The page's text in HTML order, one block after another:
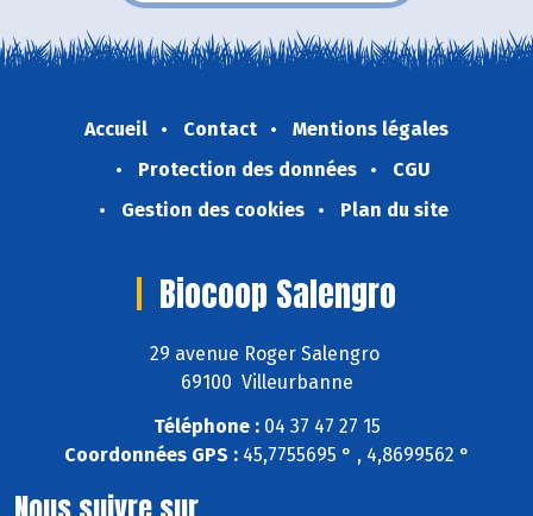
Accueil Contact
Mentions légales
Protection des données
CGU
Gestion des cookies
Plan du site
Biocoop Salengro
29 avenue Roger Salengro
69100 Villeurbanne
Téléphone :04 37 47 27 15
Coordonnées GPS :45,7755695 ° , 4,8699562 °